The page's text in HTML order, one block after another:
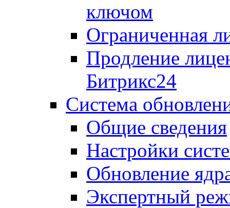
ключом
Ограниченная
Продление
Битрикс24
Система
Общие сведения
Настройки
Обновление
Экспертный